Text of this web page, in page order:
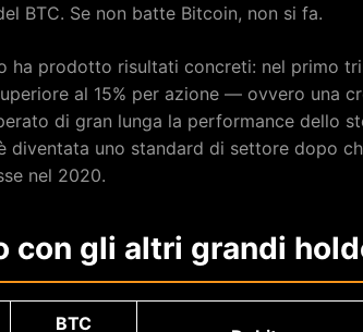
BTC. Se non batte Bitcoin, non si fa.
ha prodotto risultati concreti: nel primo
al 15% per azione — ovvero una
di gran lunga la performance dello
diventata uno standard di settore dopo
nel 2020.
con gli altri grandi
BTC